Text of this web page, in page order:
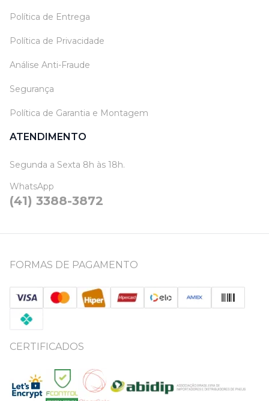
Política de Entrega
Política de Privacidade
Análise Anti-Fraude
Segurança
Política de Garantia e Montagem
ATENDIMENTO
Segunda a Sexta 8h às 18h.
WhatsApp
(41) 3388-3872
FORMAS DE PAGAMENTO
CERTIFICADOS